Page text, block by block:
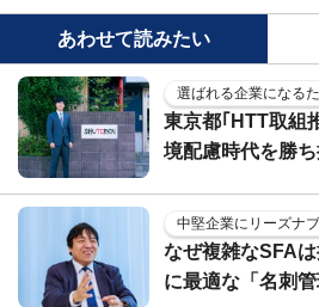
あわせて読みたい
選ばれる企業になる
東京都｢HTT取組
境配慮時代を勝
中堅企業にリーズナ
なぜ複雑なSFA
に最適な「名刺